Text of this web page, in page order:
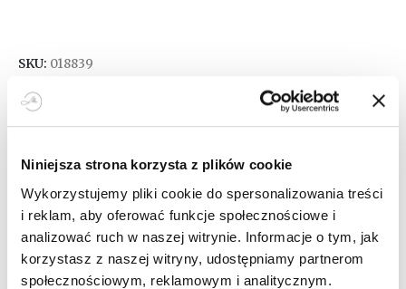
Niniejsza strona korzysta z plików cookie
Wykorzystujemy pliki cookie do spersonalizowania treści
i reklam, aby oferować funkcje społecznościowe i
analizować ruch w naszej witrynie. Informacje o tym, jak
korzystasz z naszej witryny, udostępniamy partnerom
społecznościowym, reklamowym i analitycznym.
SKU: 018839
ROZMIARY
DODAJ DO KOSZYKA